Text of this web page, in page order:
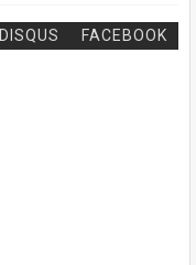
DISQUS FACEBOOK